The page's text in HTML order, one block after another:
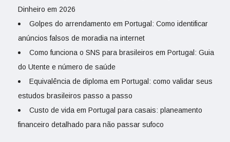
Dinheiro em 2026
Golpes do arrendamento em Portugal: Como identificar
anúncios falsos de moradia na internet
Como funciona o SNS para brasileiros em Portugal: Guia
do Utente e número de saúde
Equivalência de diploma em Portugal: como validar seus
estudos brasileiros passo a passo
Custo de vida em Portugal para casais: planeamento
financeiro detalhado para não passar sufoco